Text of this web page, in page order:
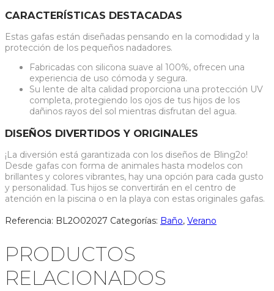
CARACTERÍSTICAS DESTACADAS
Estas gafas están diseñadas pensando en la comodidad y la
protección de los pequeños nadadores.
Fabricadas con silicona suave al 100%, ofrecen una
experiencia de uso cómoda y segura.
Su lente de alta calidad proporciona una protección UV
completa, protegiendo los ojos de tus hijos de los
dañinos rayos del sol mientras disfrutan del agua.
DISEÑOS DIVERTIDOS Y ORIGINALES
¡La diversión está garantizada con los diseños de Bling2o!
Desde gafas con forma de animales hasta modelos con
brillantes y colores vibrantes, hay una opción para cada gusto
y personalidad. Tus hijos se convertirán en el centro de
atención en la piscina o en la playa con estas originales gafas.
Referencia: BL2O02027 Categorías: Baño, Verano
PRODUCTOS
RELACIONADOS